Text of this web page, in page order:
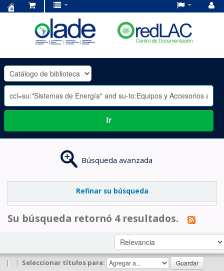
OLADE
-
Ir
Búsqueda avanzada
Refinar su búsqueda
Su búsqueda retornó 4 resultados.
| | Seleccionar títulos para: